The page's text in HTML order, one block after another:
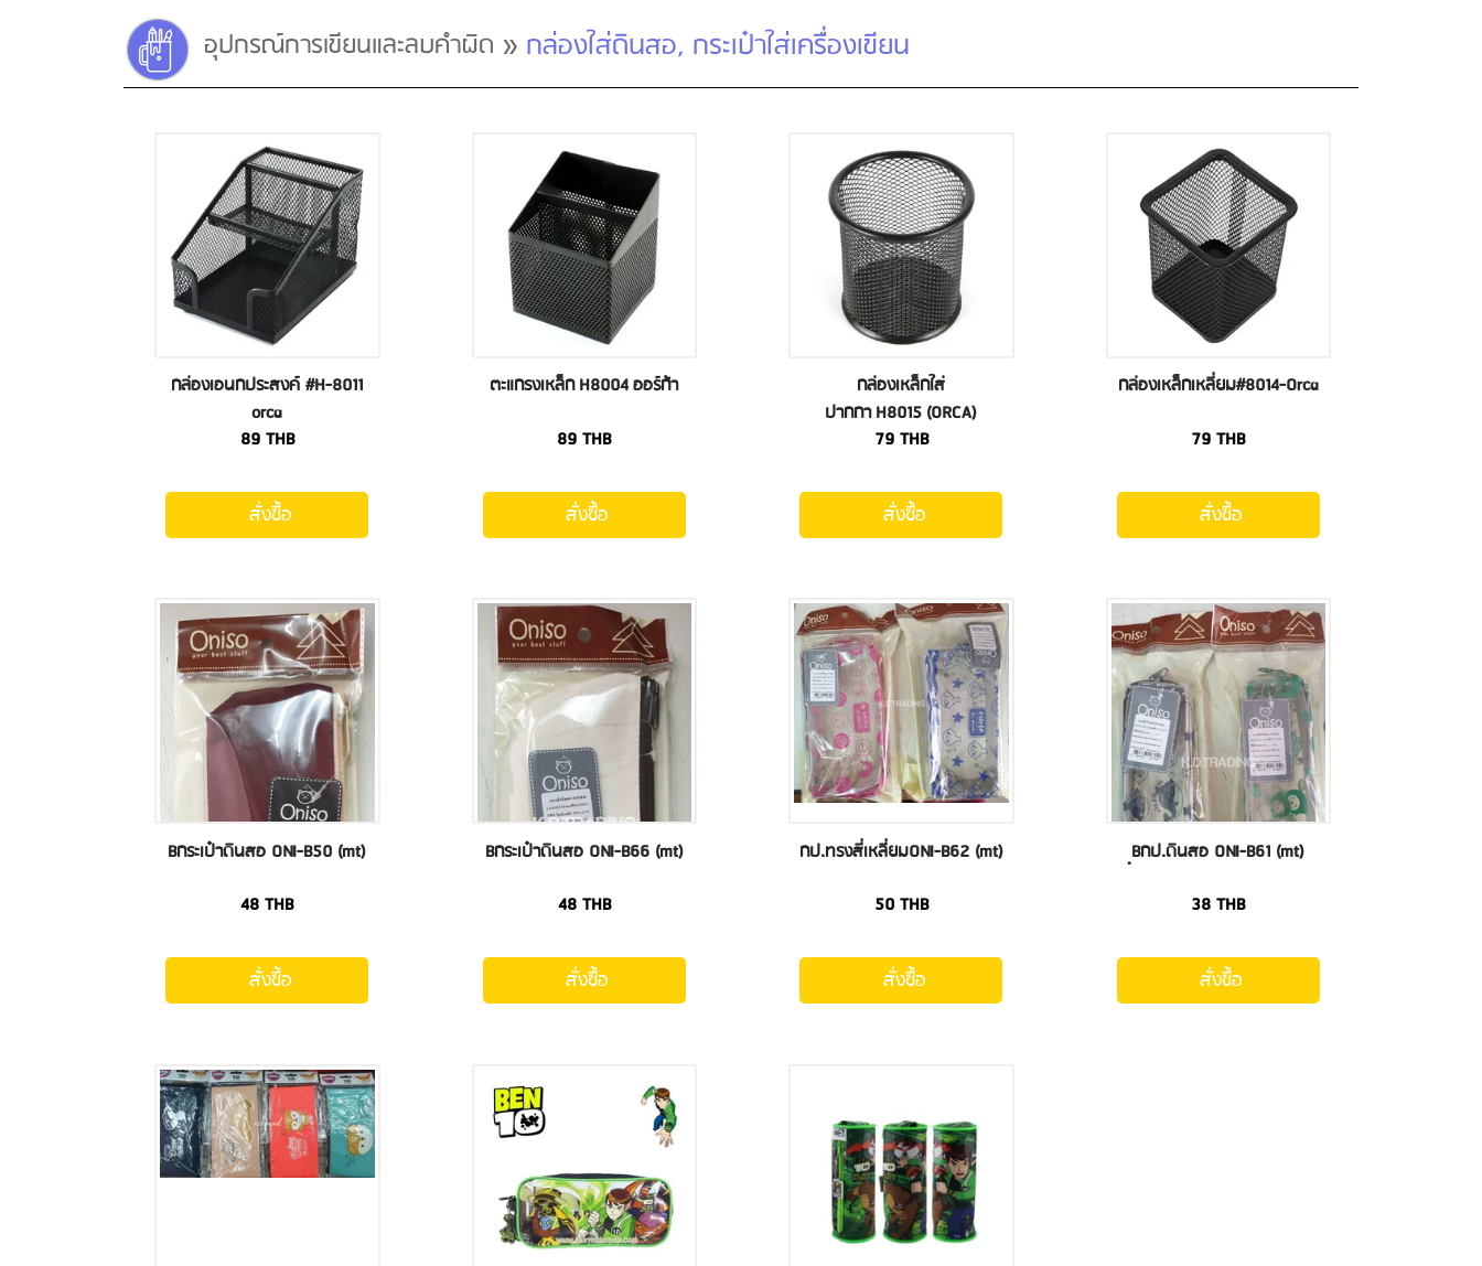
อุปกรณ์การเขียนและลบคำผิด » กล่องใส่ดินสอ, กระเป๋าใส่เครื่องเขียน
กล่องเอนกประสงค์ #H-8011
orca
89THB
สั่งซื้อ
ตะแกรงเหล็ก H8004 ออร์ก้า
89THB
สั่งซื้อ
กล่องเหล็กใส่
ปากกา H8015 (ORCA)
79THB
สั่งซื้อ
กล่องเหล็กเหลี่ยม#8014-Orca
79THB
สั่งซื้อ
Bกระเป๋าดินสอ ONI-B50 (mt)
48THB
สั่งซื้อ
Bกระเป๋าดินสอ ONI-B66 (mt)
48THB
สั่งซื้อ
กป.ทรงสี่เหลี่ยมONI-B62 (mt)
50THB
สั่งซื้อ
ฺBกป.ดินสอ ONI-B61 (mt)
38THB
สั่งซื้อ